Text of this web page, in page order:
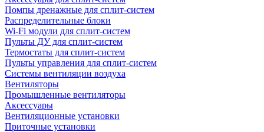
Помпы дренажные для сплит-систем
Распределительные блоки
Wi-Fi модули для сплит-систем
Пульты ДУ для сплит-систем
Термостаты для сплит-систем
Пульты управления для сплит-систем
Системы вентиляции воздуха
Вентиляторы
Промышленные вентиляторы
Аксессуары
Вентиляционные установки
Приточные установки